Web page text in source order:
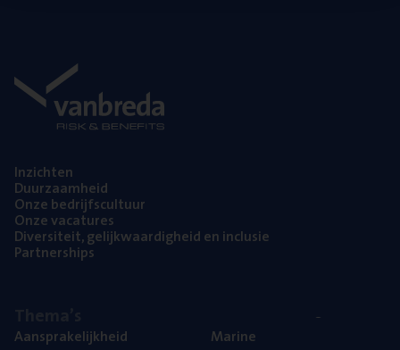
Inzich­ten
Duur­zaam­heid
Onze bedrijfs­cul­tuur
Onze vaca­tu­res
Diver­si­teit, gelijk­waar­dig­heid en inclusie
Part­ner­ships
Aan­spra­ke­lijk­heid
Mari­ne